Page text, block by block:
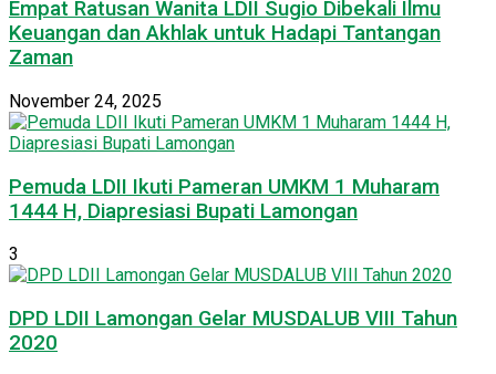
Empat Ratusan Wanita LDII Sugio Dibekali Ilmu
Keuangan dan Akhlak untuk Hadapi Tantangan
Zaman
November 24, 2025
Pemuda LDII Ikuti Pameran UMKM 1 Muharam
1444 H, Diapresiasi Bupati Lamongan
3
DPD LDII Lamongan Gelar MUSDALUB VIII Tahun
2020